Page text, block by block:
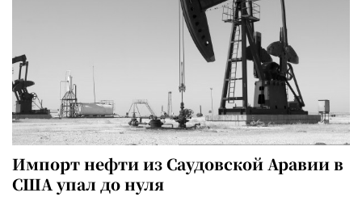
Импорт нефти из Саудовской Аравии в
США упал до нуля